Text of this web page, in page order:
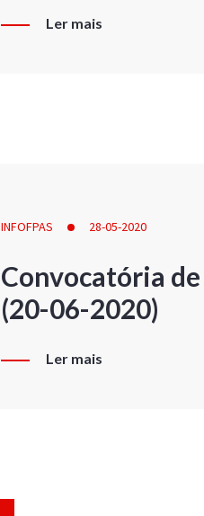
Ler mais
INFOFPAS 28-05-2020
Convocatória
(20-06-2020)
Ler mais